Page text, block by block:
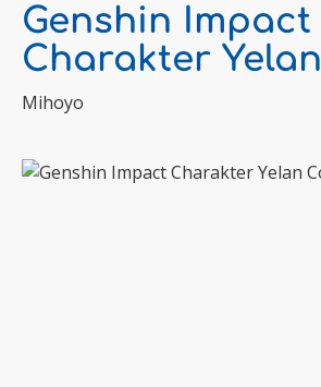
Genshin Impact
Charakter Yelan
Mihoyo
Bildergalerie überspringen